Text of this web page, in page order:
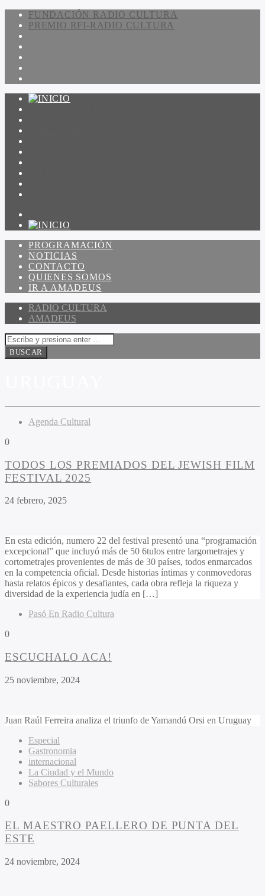
FUNDACIÓN RADIO CULTURA
PREMIO RFI-RADIO CULTURA
PROGRAMACIÓN
NOTICIAS
CONTACTO
QUIENES SOMOS
IR A AMADEUS
RADIO CULTURA
AMADEUS
Agenda Cultural
0
TODOS LOS PREMIADOS DEL JEWISH FILM
FESTIVAL 2025
24 febrero, 2025
En esta edición, numero 22 del festival presentó una “programación
excepcional” que incluyó más de 50 6tulos entre largometrajes y
cortometrajes provenientes de más de 30 países, todos enmarcados
en la competencia oficial. Desde historias íntimas y conmovedoras
hasta relatos épicos y desafiantes, cada obra refleja la riqueza y
diversidad de la experiencia judía en […]
Pasó En Radio Cultura
0
ESCUCHALO ACA!
25 noviembre, 2024
Juan Raúl Ferreira analiza el triunfo de Yamandú Orsi en Uruguay
Especial
Gastronomia
internacional
La Ciudad y el Mundo
Sabores Culturales
0
EL MAESTRO PAELLERO DE PUNTA DEL
ESTE
24 noviembre, 2024